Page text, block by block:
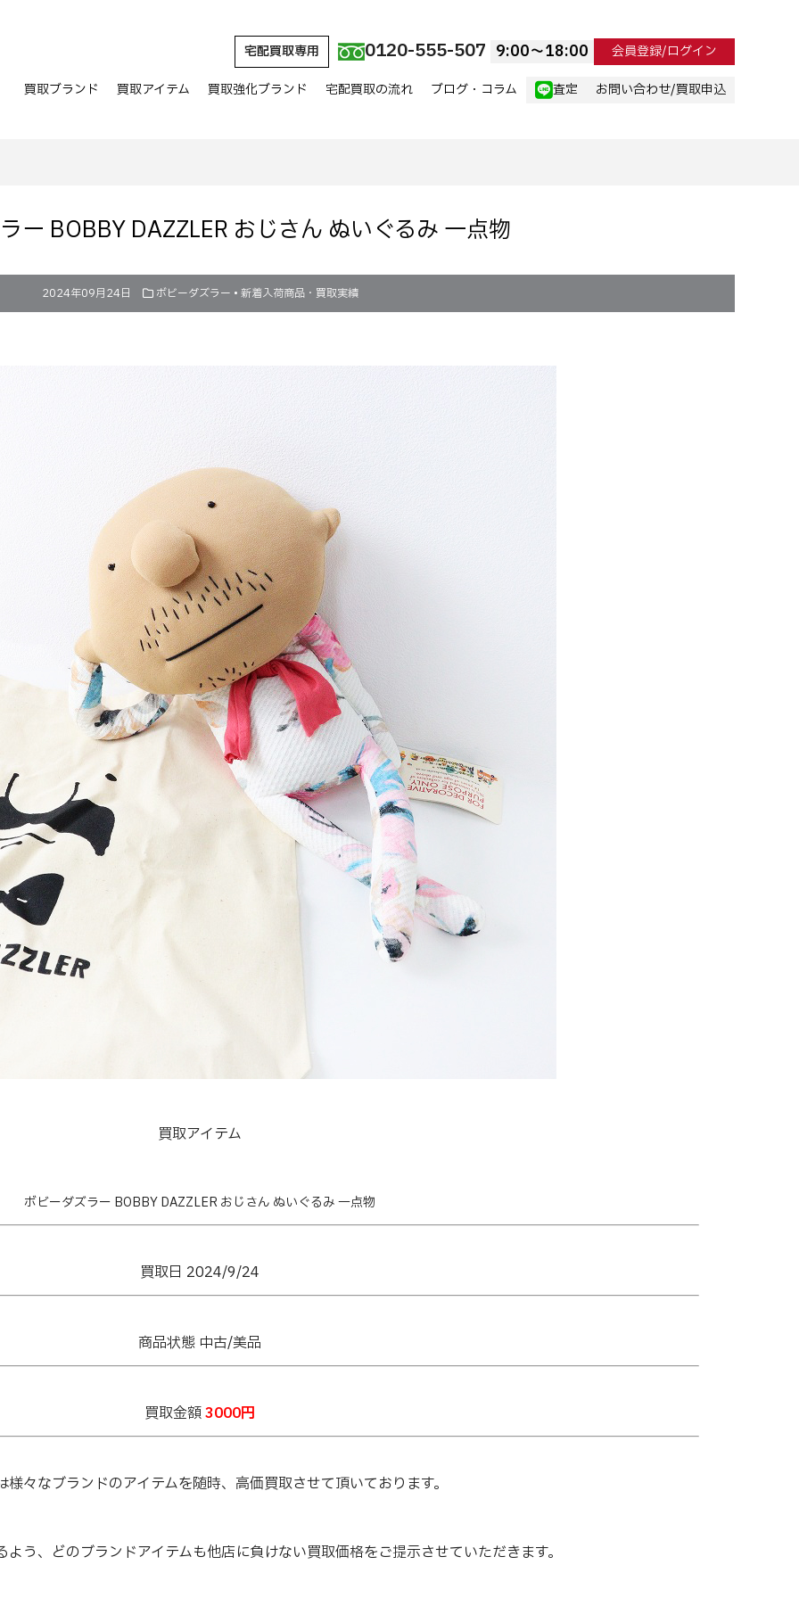
宅配買取専用 0120-555-507 9:00〜18:00 会員登録/ログイン
買取ブランド 買取アイテム 買取強化ブランド 宅配買取の流れ ブログ・コラム 査定 お問い合わせ/買取申込
ー BOBBY DAZZLER おじさん ぬいぐるみ 一点物
2024年09月24日 ボビーダズラー • 新着入荷商品・買取実績
買取アイテム
ボビーダズラー BOBBY DAZZLER おじさん ぬいぐるみ 一点物
買取日 2024/9/24
商品状態 中古/美品
買取金額3000円
様々なブランドのアイテムを随時、高価買取させて頂いております。
う、どのブランドアイテムも他店に負けない買取価格をご提示させていただきます。